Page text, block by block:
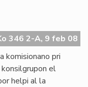
en
346 2-A, 9 feb 08
komisionano pri
el
helpi al la